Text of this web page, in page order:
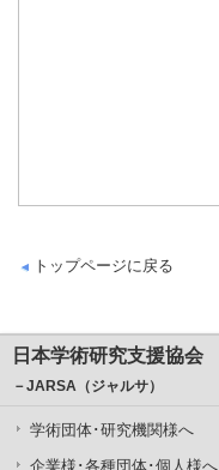
トップページに戻る
日本学術研究支援協会
－JARSA（ジャルサ）
学術団体･研究機関様へ
企業様･各種団体･個人様へ